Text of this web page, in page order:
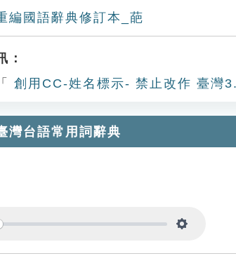
編國語辭典修訂本_葩
：
創用CC-姓名標示- 禁止改作 臺灣
灣台語常用詞辭典